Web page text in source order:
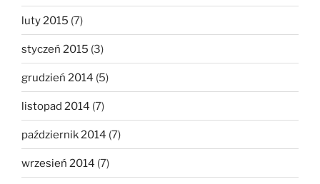
luty 2015 (7)
styczeń 2015 (3)
grudzień 2014 (5)
listopad 2014 (7)
październik 2014 (7)
wrzesień 2014 (7)